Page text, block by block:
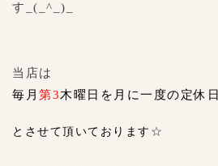
す_(_^_)_
当店は
毎月 第3木曜日を 月に一度の定休日
とさせて頂いております ☆